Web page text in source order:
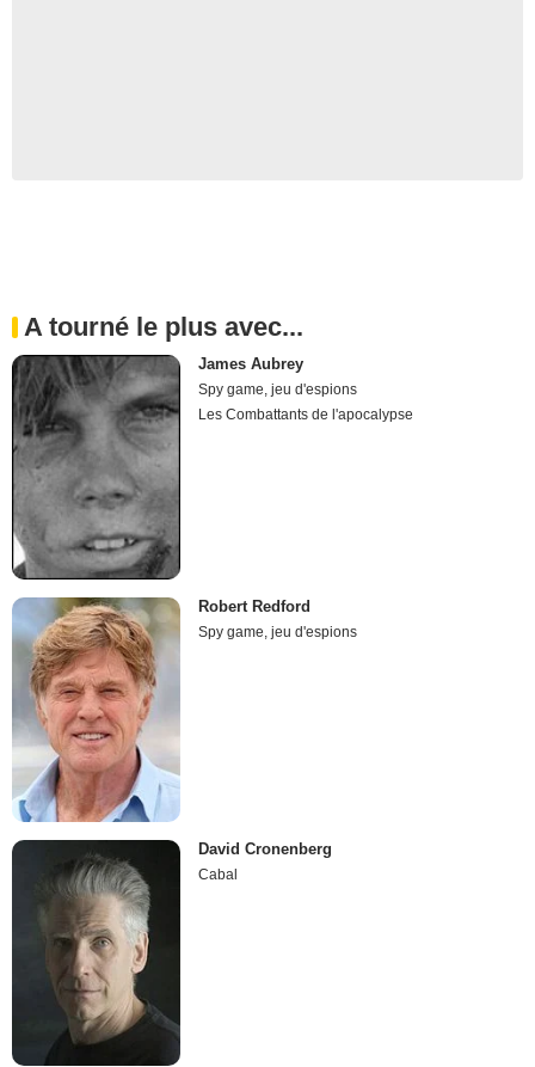
A tourné le plus avec...
James Aubrey
Spy game, jeu d'espions
Les Combattants de l'apocalypse
Robert Redford
Spy game, jeu d'espions
David Cronenberg
Cabal